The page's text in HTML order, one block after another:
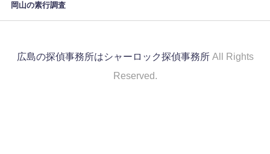
岡山の素行調査
広島の探偵事務所はシャーロック探偵事務所All Rights
Reserved.